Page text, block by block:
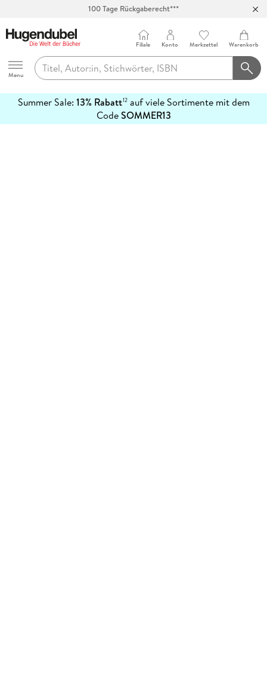
100 Tage Rückgaberecht***
Hugendubel
Menu
Filiale Konto Merkzettel Warenkorb
Summer Sale: 13% Rabatt12auf viele Sortimente mit dem
CodeSOMMER13
erfahren